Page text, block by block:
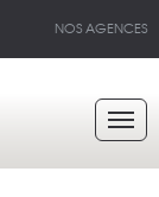
NOS AGENCES